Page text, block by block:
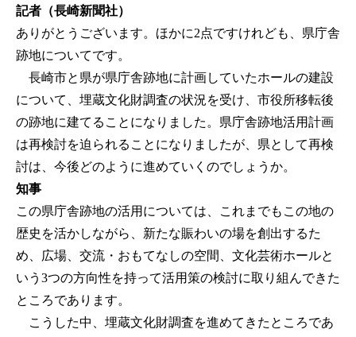
記者（長崎新聞社）
ありがとうございます。ほかに2点ですけれども、県庁舎
跡地についてです。
長崎市と県が県庁舎跡地に計画していたホールの建設
について、埋蔵文化財調査の状況を受け、市役所移転後
の跡地に建てることになりました。県庁舎跡地活用計画
は再検討を迫られることになりましたが、県として再検
討は、今後どのように進めていくのでしょうか。
知事
この県庁舎跡地の活用については、これまでもこの地の
歴史を活かしながら、新たな賑わいの場を創出するた
め、広場、交流・おもてなしの空間、文化芸術ホールと
いう3つの方向性を持って活用策の検討に取り組んできた
ところであります。
こうした中、埋蔵文化財調査を進めてきたところであ